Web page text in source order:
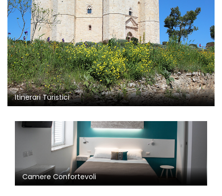
Itinerari Turistici
Camere Confortevoli